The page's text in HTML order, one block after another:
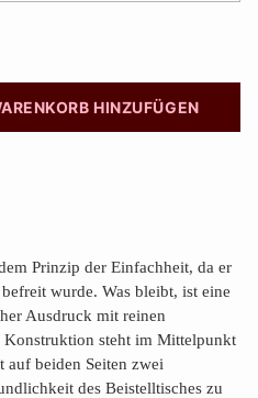
HINZUFÜGEN
Prinzip der Einfachheit, da er
wurde. Was bleibt, ist eine
Ausdruck mit reinen
steht im Mittelpunkt
beiden Seiten zwei
des Beistelltisches zu